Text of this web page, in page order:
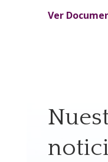
Ver